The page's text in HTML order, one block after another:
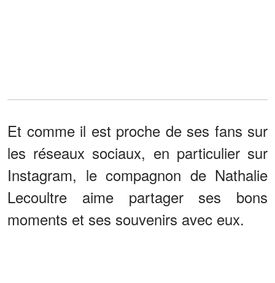
Et comme il est proche de ses fans sur
les réseaux sociaux, en particulier sur
Instagram, le compagnon de Nathalie
Lecoultre aime partager ses bons
moments et ses souvenirs avec eux.